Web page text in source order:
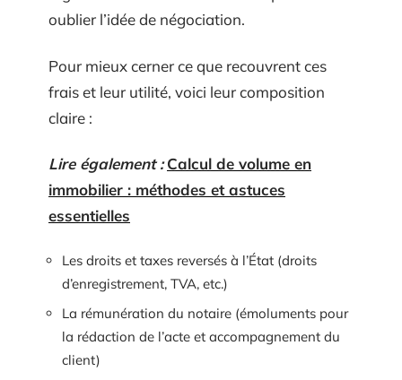
oublier l’idée de négociation.
Pour mieux cerner ce que recouvrent ces
frais et leur utilité, voici leur composition
claire :
Lire également : Calcul de volume en
immobilier : méthodes et astuces
essentielles
Les droits et taxes reversés à l’État (droits
d’enregistrement, TVA, etc.)
La rémunération du notaire (émoluments pour
la rédaction de l’acte et accompagnement du
client)